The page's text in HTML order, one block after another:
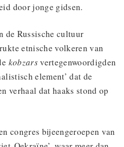
door jonge gidsen.
de Russische cultuur
etnische volkeren van
kobzarsvertegenwoordigden
element’ dat de
verhaal dat haaks stond op
congres bijeengeroepen van